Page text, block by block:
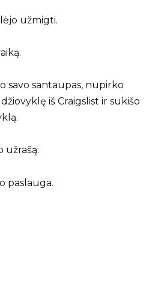
užmigti.
savo santaupas, nupirko
iš Craigslist ir sukišo
užrašą:
paslauga.